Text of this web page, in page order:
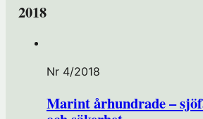
2018
Nr 4/2018
Marint århundrade –